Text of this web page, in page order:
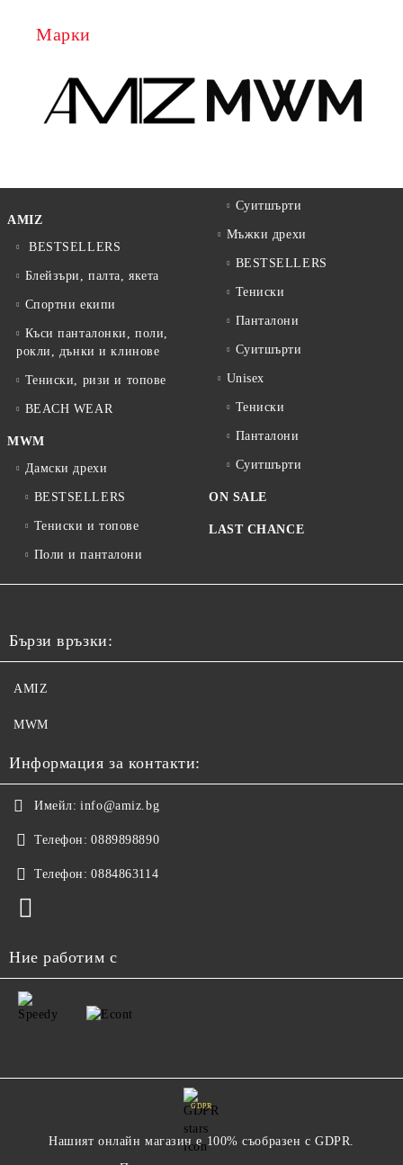
Марки
AMIZ
BESTSELLERS
Блейзъри, палта, якета
Спортни екипи
Къси панталонки, поли,
рокли, дънки и клинове
Тениски, ризи и топове
BEACH WEAR
MWM
Дамски дрехи
BESTSELLERS
Тениски и топове
Поли и панталони
Суитшърти
Мъжки дрехи
BESTSELLERS
Тениски
Панталони
Суитшърти
Unisex
Тениски
Панталони
Суитшърти
ON SALE
LAST CHANCE
Бързи връзки:
AMIZ
MWM
Информация за контакти:
Имейл: info@amiz.bg
Телефон: 0889898890
Телефон: 0884863114
Ние работим с
GDPR
Нашият онлайн магазин е 100% съобразен с GDPR.